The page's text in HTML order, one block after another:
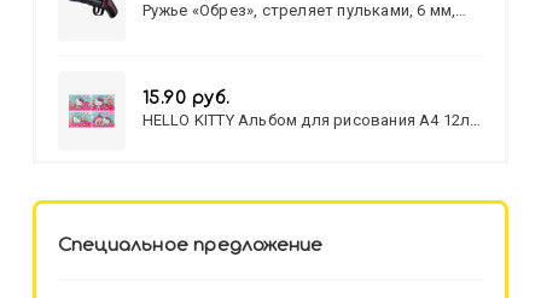
Ружье «Обрез», стреляет пульками, 6 мм,
15.90 руб.
HELLO KITTY Альбом для рисования А4 12л.
Специальное предложение